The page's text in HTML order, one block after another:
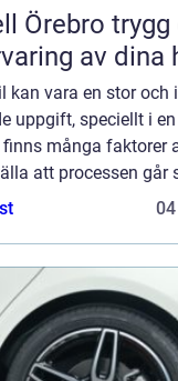
trygg och
av dina
kan vara en stor och
uppgift, speciellt i
finns många faktorer
att processen går